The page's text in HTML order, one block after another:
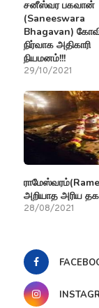
சனீஸ்வர பகவான்
(Saneeswara
Bhagavan)
நிர்வாக அதிகாரி
நியமனம்!!!
29/10/2021
அறியாத அரிய
28/08/2021